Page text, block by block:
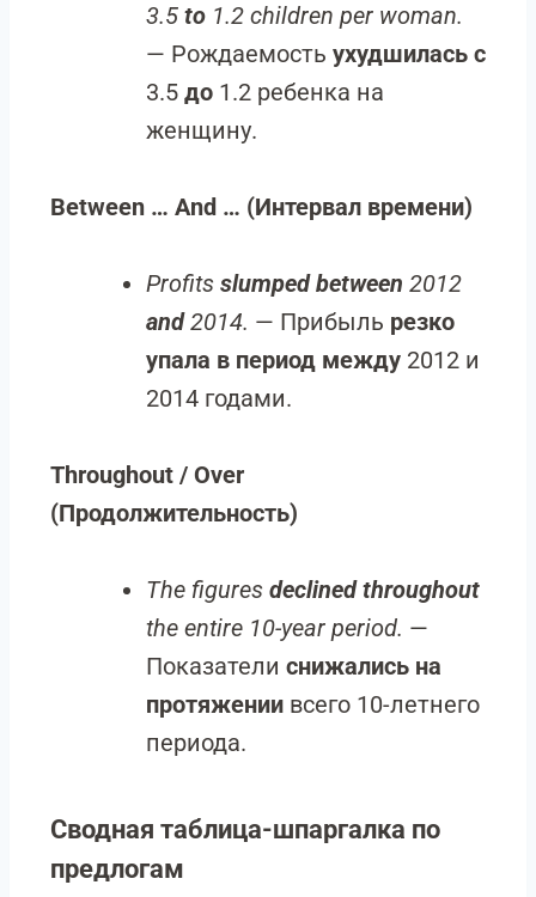
3.5 to 1.2 children per woman.
— Рождаемость ухудшилась с
3.5 до 1.2 ребенка на
женщину.
Between … And … (Интервал времени)
Profits slumped between 2012
and2014. — Прибыль резко
упала в период между 2012 и
2014 годами.
Throughout / Over
(Продолжительность)
The figures declined throughout
the entire 10-year period. —
Показатели снижались на
протяжении всего 10-летнего
периода.
Сводная таблица-шпаргалка по
предлогам